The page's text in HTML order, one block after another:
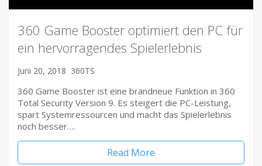
360 Game Booster optimiert den PC für
ein hervorragendes Spielerlebnis
Juni 20, 2018 360TS
360 Game Booster ist eine brandneue Funktion in 360
Total Security Version 9. Es steigert die PC-Leistung,
spart Systemressourcen und macht das Spielerlebnis
noch besser….
Read More